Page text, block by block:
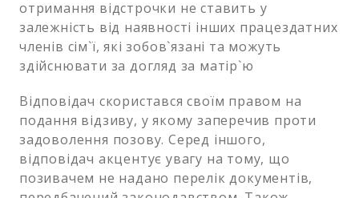
отримання відстрочки не ставить у
залежність від наявності інших працездатних
членів сім`ї, які зобов`язані та можуть
здійснювати за догляд за матір`ю
Відповідач скористався своїм правом на
подання відзиву, у якому заперечив проти
задоволення позову. Серед іншого,
відповідач акцентує увагу на тому, що
позивачем не надано перелік документів,